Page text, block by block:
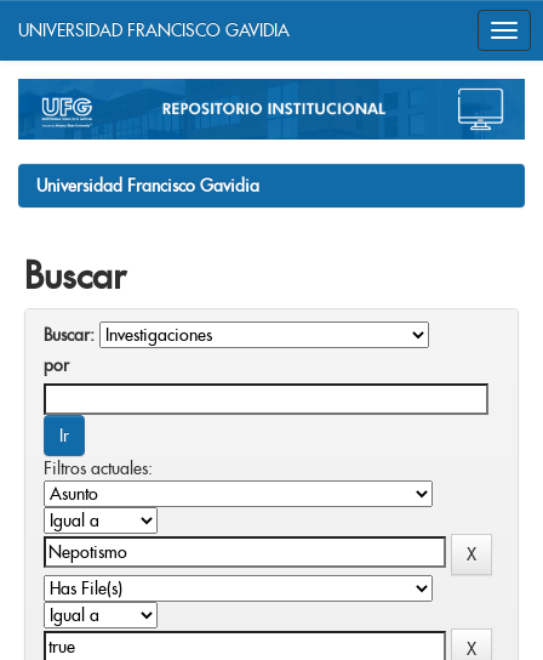
navigation
UNIVERSIDAD FRANCISCO GAVIDIA
Universidad Francisco Gavidia
Buscar
Buscar:
por
Filtros actuales: